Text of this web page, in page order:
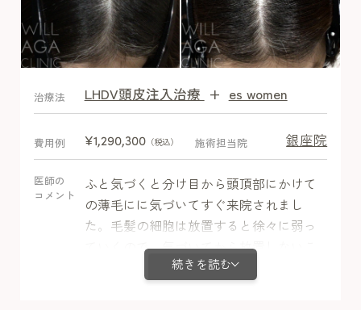
After
治療法 LHDV頭皮注入治療 + es women
費用例 ¥1,290,300（税込） 施術担当院 銀座院
医師の
コメント
ふと気づくと分け目から頭頂部にかけて
の薄毛にに気づいてすぐ来院されまし
た。毛髪の細胞は放置すると徐々に弱っ
ていくので、気づいてから放置しないこ
とが非常に重要で軽症のうちから治療介
続きを読む